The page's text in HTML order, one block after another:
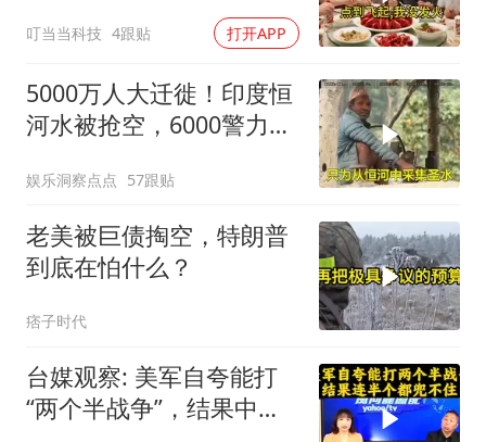
叮当当科技 4跟贴 打开APP
5000万人大迁徙！印度恒
河水被抢空，6000警力全
娱乐洞察点点 57跟贴
老美被巨债掏空，特朗普
到底在怕什么？
痞子时代
台媒观察: 美军自夸能打
“两个半战争”，结果中东